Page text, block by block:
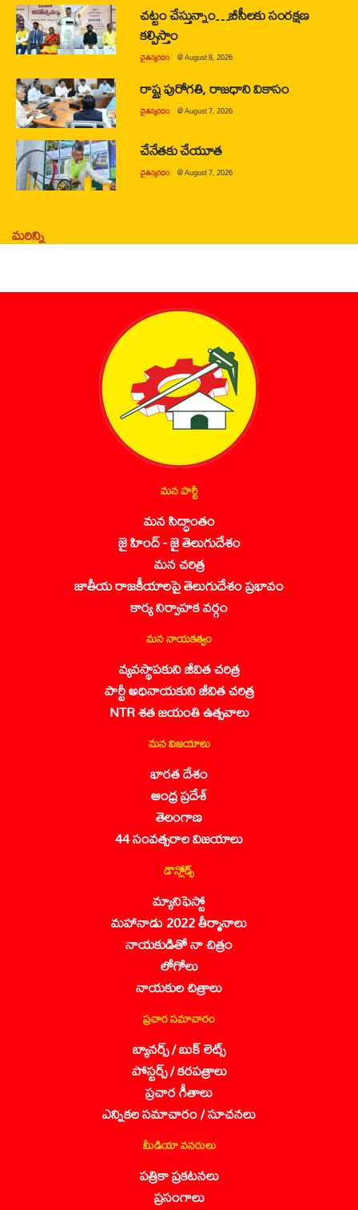
చట్టం చేస్తున్నాం…బీసీలకు సంరక్షణ
కల్పిస్తాం
చైతన్యరధం @August 8, 2026
రాష్ట్ర పురోగతి, రాజధాని వికాసం
చైతన్యరధం @August 7, 2026
చేనేతకు చేయూత
చైతన్యరధం @August 7, 2026
మరిన్ని
మన పార్టీ
మన సిద్ధాంతం
జై హింద్ - జై తెలుగుదేశం
మన చరిత్ర
జాతీయ రాజకీయాలపై తెలుగుదేశం ప్రభావం
కార్య నిర్వాహక వర్గం
మన నాయకత్వం
వ్యవస్థాపకుని జీవిత చరిత్ర
పార్టీ అధినాయకుని జీవిత చరిత్ర
NTR శత జయంతి ఉత్సవాలు
మన విజయాలు
భారత దేశం
ఆంధ్ర ప్రదేశ్
తెలంగాణ
44 సంవత్సరాల విజయాలు
డౌన్లోడ్స్
మ్యానిఫెస్టో
మహానాడు 2022 తీర్మానాలు
నాయకుడితో నా చిత్రం
లోగోలు
నాయకుల చిత్రాలు
ప్రచార సమాచారం
బ్యానర్స్ / బుక్ లెట్స్
పోస్టర్స్ / కరపత్రాలు
ప్రచార గీతాలు
ఎన్నికల సమాచారం / సూచనలు
మీడియా వనరులు
పత్రికా ప్రకటనలు
ప్రసంగాలు